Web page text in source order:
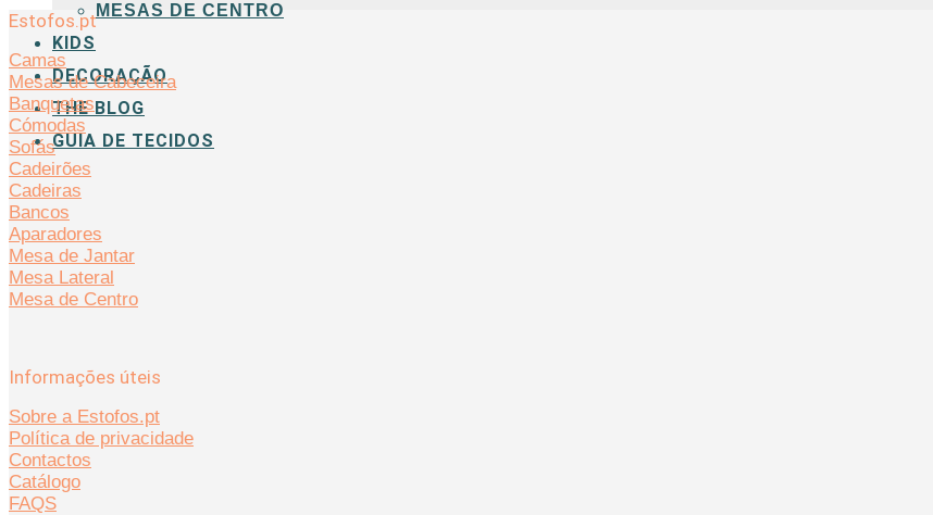
MESAS DE CENTRO
KIDS
DECORAÇÃO
THE BLOG
GUIA DE TECIDOS
Estofos.pt
Camas
Mesas de Cabeceira
Banquetas
Cómodas
Sofás
Cadeirões
Cadeiras
Bancos
Aparadores
Mesa de Jantar
Mesa Lateral
Mesa de Centro
Informações úteis
Sobre a Estofos.pt
Política de privacidade
Contactos
Catálogo
FAQS